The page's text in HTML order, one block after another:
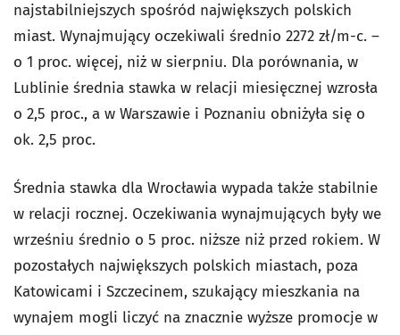
najstabilniejszych spośród największych polskich
miast. Wynajmujący oczekiwali średnio 2272 zł/m-c. –
o 1 proc. więcej, niż w sierpniu. Dla porównania, w
Lublinie średnia stawka w relacji miesięcznej wzrosła
o 2,5 proc., a w Warszawie i Poznaniu obniżyła się o
ok. 2,5 proc.
Średnia stawka dla Wrocławia wypada także stabilnie
w relacji rocznej. Oczekiwania wynajmujących były we
wrześniu średnio o 5 proc. niższe niż przed rokiem. W
pozostałych największych polskich miastach, poza
Katowicami i Szczecinem, szukający mieszkania na
wynajem mogli liczyć na znacznie wyższe promocje w